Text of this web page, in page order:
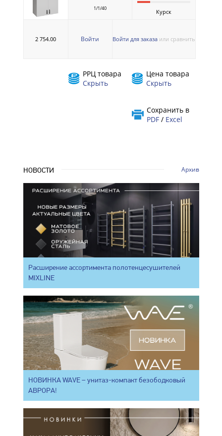
1/1/40 Курск
2 754.00 Войти Войти для заказа или сравнить
Цена товара
Скрыть
РРЦ товара
Скрыть
Сохранить в
PDF/ Excel
НОВОСТИ Архив
Расширение ассортимента полотенцесушителей
MIXLINE
НОВИНКА WAVE – унитаз-компакт безободковый
АВРОРА!